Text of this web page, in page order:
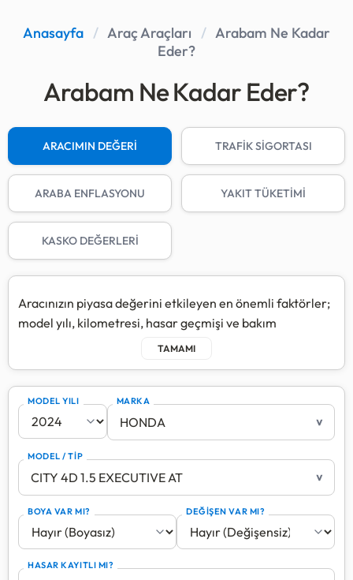
Anasayfa / Araç Araçları / Arabam Ne Kadar
Eder?
Arabam Ne Kadar Eder?
ARACIMIN DEĞERİ TRAFİK SİGORTASI
ARABA ENFLASYONU YAKIT TÜKETİMİ
KASKO DEĞERLERİ
Aracınızın piyasa değerini etkileyen en önemli faktörler;
model yılı, kilometresi, hasar geçmişi ve bakım
Bu hesaplama aracı; güncel kasko değer listeleri ve
piyasa verilerini analiz ederek aracınızın "ideal satış
değerini" tahmin eder.
Boya ve değişen parçalar, özellikle aracın şasisi veya
motoru gibi kritik bölgelerle ilgiliyse değer kaybını
artırabilir. Hasar kaydı ise aracın geçmişteki kaza
boyutunu gösteren en önemli kriterdir.
En doğru sonuç için aracınızın model yılını, markasını ve
tipini tam olarak seçtiğinizden emin olun.
MODEL YILI MARKA
>
MODEL / TİP
>
BOYA VAR MI? DEĞİŞEN VAR MI?
HASAR KAYITLI MI?